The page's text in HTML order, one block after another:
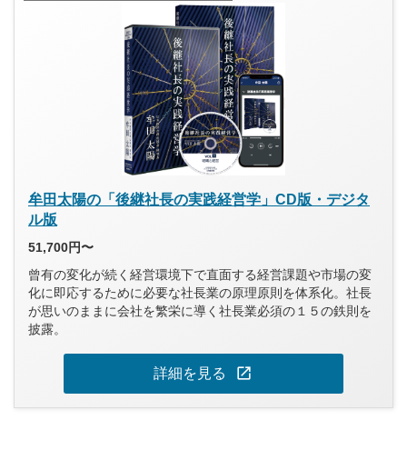
牟田太陽の「後継社長の実践経営学」CD版・デジタ
ル版
51,700円〜
曾有の変化が続く経営環境下で直面する経営課題や市場の変
化に即応するために必要な社長業の原理原則を体系化。社長
が思いのままに会社を繁栄に導く社長業必須の１５の鉄則を
披露。
詳細を見る open_in_new